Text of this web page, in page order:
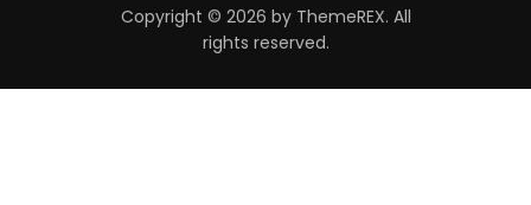
Copyright © 2026 by ThemeREX. All
rights reserved.